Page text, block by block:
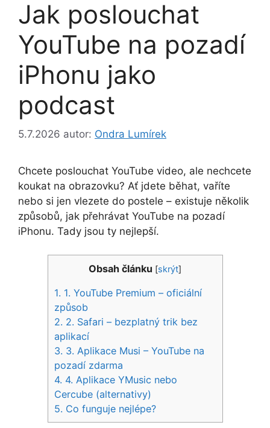
Jak poslouchat
YouTube na pozadí
iPhonu jako
podcast
5.7.2026 autor: Ondra Lumírek
Chcete poslouchat YouTube video, ale nechcete
koukat na obrazovku? Ať jdete běhat, vaříte
nebo si jen vlezete do postele – existuje několik
způsobů, jak přehrávat YouTube na pozadí
iPhonu. Tady jsou ty nejlepší.
Obsah článku [skrýt]
1. 1. YouTube Premium – oficiální
způsob
2. 2. Safari – bezplatný trik bez
aplikací
3. 3. Aplikace Musi – YouTube na
pozadí zdarma
4. 4. Aplikace YMusic nebo
Cercube (alternativy)
5. Co funguje nejlépe?